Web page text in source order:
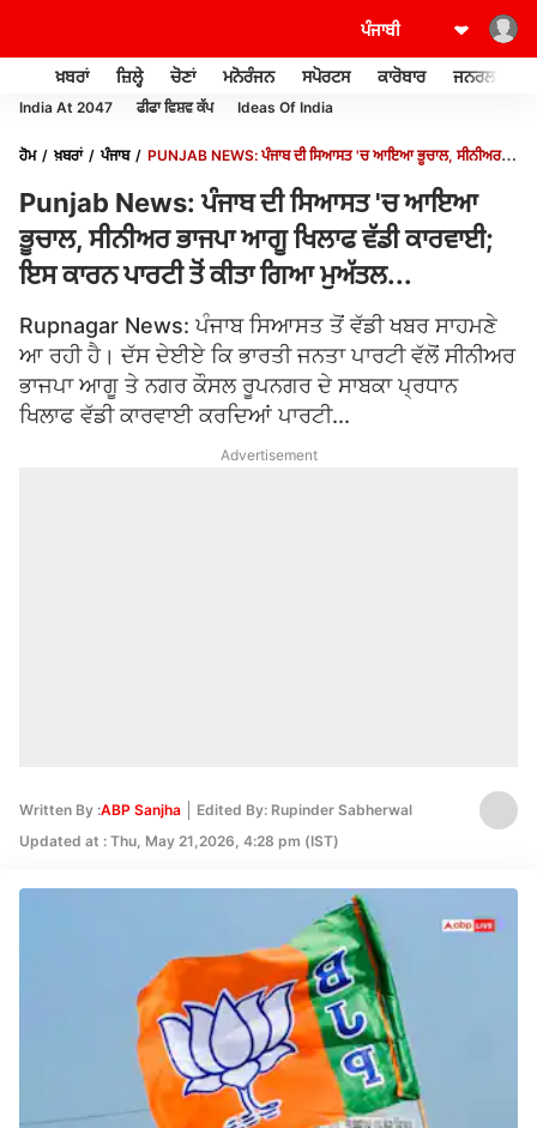
ਖ਼ਬਰਾਂ ਜ਼ਿਲ੍ਹੇ ਚੋਣਾਂ ਮਨੋਰੰਜਨ ਸਪੋਰਟਸ ਕਾਰੋਬਾਰ ਜਨਰਲ ਨੌਲਜ
India At 2047 ਫੀਫਾ ਵਿਸ਼ਵ ਕੱਪ Ideas Of India
ਹੋਮ ਖ਼ਬਰਾਂ ਪੰਜਾਬ
PUNJAB NEWS: ਪੰਜਾਬ ਦੀ ਸਿਆਸਤ 'ਚ ਆਇਆ ਭੂਚਾਲ, ਸੀਨੀਅਰ
Punjab News: ਪੰਜਾਬ ਦੀ ਸਿਆਸਤ 'ਚ ਆਇਆ
ਭੂਚਾਲ, ਸੀਨੀਅਰ ਭਾਜਪਾ ਆਗੂ ਖਿਲਾਫ ਵੱਡੀ ਕਾਰਵਾਈ;
ਇਸ ਕਾਰਨ ਪਾਰਟੀ ਤੋਂ ਕੀਤਾ ਗਿਆ ਮੁਅੱਤਲ...
Rupnagar News: ਪੰਜਾਬ ਸਿਆਸਤ ਤੋਂ ਵੱਡੀ ਖਬਰ ਸਾਹਮਣੇ
ਆ ਰਹੀ ਹੈ। ਦੱਸ ਦੇਈਏ ਕਿ ਭਾਰਤੀ ਜਨਤਾ ਪਾਰਟੀ ਵੱਲੋਂ ਸੀਨੀਅਰ
ਭਾਜਪਾ ਆਗੂ ਤੇ ਨਗਰ ਕੌਸਲ ਰੂਪਨਗਰ ਦੇ ਸਾਬਕਾ ਪ੍ਰਧਾਨ
ਖਿਲਾਫ ਵੱਡੀ ਕਾਰਵਾਈ ਕਰਦਿਆਂ ਪਾਰਟੀ...
Advertisement
Written By :ABP Sanjha
Edited By: Rupinder Sabherwal
Updated at : Thu, May 21,2026, 4:28 pm (IST)